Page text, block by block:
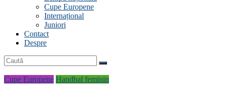
Cupe Europene
Internațional
Juniori
Contact
Despre
Cupe Europene Handbal feminin